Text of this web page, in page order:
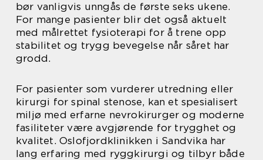
bør vanligvis unngås de første seks ukene.
For mange pasienter blir det også aktuelt
med målrettet fysioterapi for å trene opp
stabilitet og trygg bevegelse når såret har
grodd.
For pasienter som vurderer utredning eller
kirurgi for spinal stenose, kan et spesialisert
miljø med erfarne nevrokirurger og moderne
fasiliteter være avgjørende for trygghet og
kvalitet. Oslofjordklinikken i Sandvika har
lang erfaring med ryggkirurgi og tilbyr både